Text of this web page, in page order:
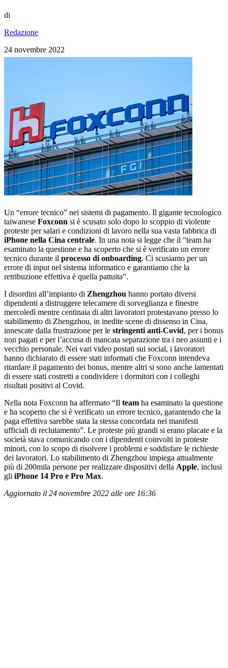
di
Redazione
24 novembre 2022
Un “errore tecnico” nei sistemi di pagamento. Il gigante tecnologico
taiwanese Foxconn si è scusato solo dopo lo scoppio di violente
proteste per salari e condizioni di lavoro nella sua vasta fabbrica di
iPhone nella Cina centrale. In una nota si legge che il “team ha
esaminato la questione e ha scoperto che si è verificato un errore
tecnico durante il processo di onboarding. Ci scusiamo per un
errore di input nel sistema informatico e garantiamo che la
retribuzione effettiva è quella pattuita”.
I disordini all’impianto di Zhengzhou hanno portato diversi
dipendenti a distruggere telecamere di sorveglianza e finestre
mercoledì mentre centinaia di altri lavoratori protestavano presso lo
stabilimento di Zhengzhou, in inedite scene di dissenso in Cina,
innescate dalla frustrazione per le stringenti anti-Covid, per i bonus
non pagati e per l’accusa di mancata separazione tra i neo assunti e i
vecchio personale. Nei vari video postati sui social, i lavoratori
hanno dichiarato di essere stati informati che Foxconn intendeva
ritardare il pagamento dei bonus, mentre altri si sono anche lamentati
di essere stati costretti a condividere i dormitori con i colleghi
risultati positivi al Covid.
Nella nota Foxconn ha affermato “Il team ha esaminato la questione
e ha scoperto che si è verificato un errore tecnico, garantendo che la
paga effettiva sarebbe stata la stessa concordata nei manifesti
ufficiali di reclutamento”. Le proteste più grandi si erano placate e la
società stava comunicando con i dipendenti coinvolti in proteste
minori, con lo scopo di risolvere i problemi e soddisfare le richieste
dei lavoratori. Lo stabilimento di Zhengzhou impiega attualmente
più di 200mila persone per realizzare dispositivi della Apple, inclusi
gli iPhone 14 Pro e Pro Max.
Aggiornato il 24 novembre 2022 alle ore 16:36